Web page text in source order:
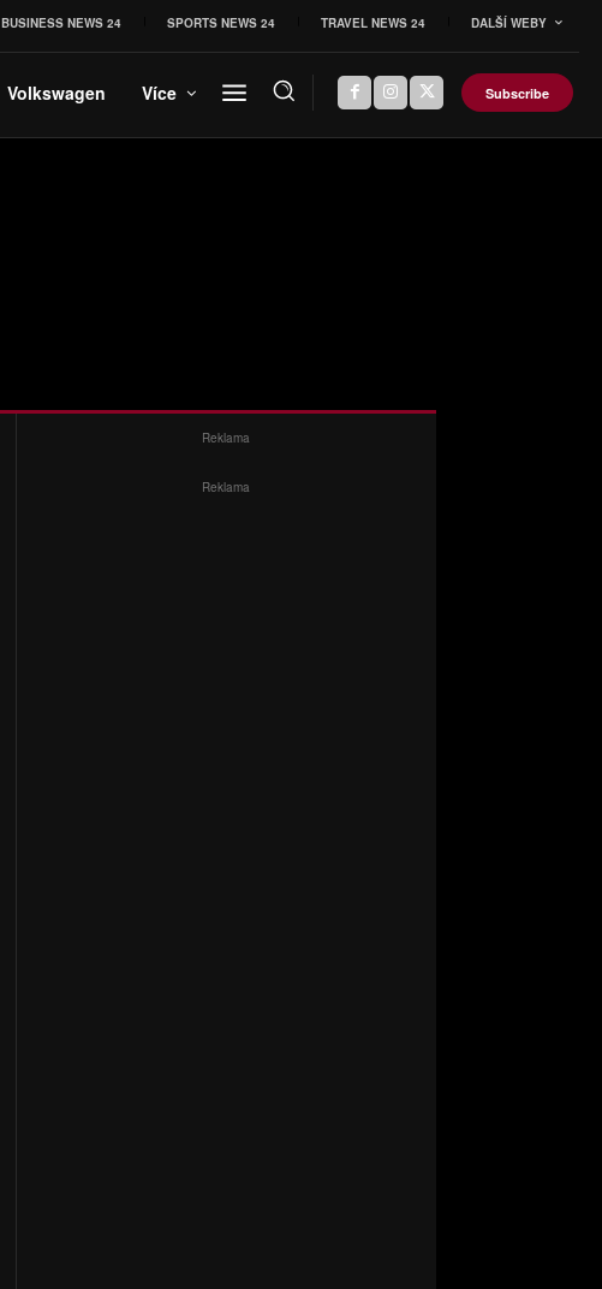
BUSINESS NEWS 24 SPORTS NEWS 24 TRAVEL NEWS 24 DALŠÍ WEBY
Volkswagen Více Subscribe
Reklama
Reklama